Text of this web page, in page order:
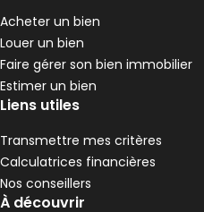
190 000 €
Maison • 4 pièces • 90 m²
DPE :
G 3 chambres
,
Terrain
de village 80
Aller à l'image
Aller à l'image
Aller à l'image
Aller à l'image
Aller à l'image
Acheter un bien
Louer un bien
Faire gérer son bien immobilier
Estimer un bien
Liens utiles
Transmettre mes critères
Calculatrices financières
Nos conseillers
À découvrir